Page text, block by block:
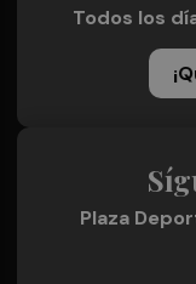
Todos los
Plaza